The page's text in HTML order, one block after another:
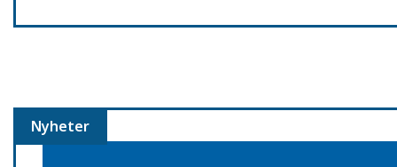
Nyheter